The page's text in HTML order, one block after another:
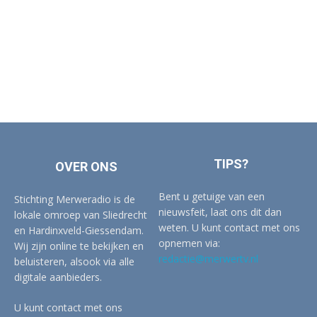
OVER ONS
Stichting Merweradio is de
lokale omroep van Sliedrecht
en Hardinxveld-Giessendam.
Wij zijn online te bekijken en
beluisteren, alsook via alle
digitale aanbieders.
U kunt contact met ons
TIPS?
Bent u getuige van een
nieuwsfeit, laat ons dit dan
weten. U kunt contact met ons
opnemen via:
redactie@merwertv.nl